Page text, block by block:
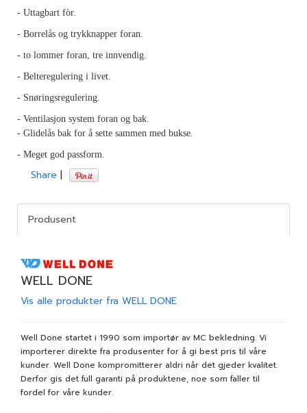
- Uttagbart fòr.
- Borrelås og trykknapper foran.
- to lommer foran, tre innvendig.
- Belteregulering i livet.
- Snøringsregulering.
- Ventilasjon system foran og bak.
- Glidelås bak for å sette sammen med bukse.
- Meget god passform.
Share |
Produsent
WELL DONE
Vis alle produkter fra WELL DONE
Well Done startet i 1990 som importør av MC bekledning. Vi
importerer direkte fra produsenter for å gi best pris til våre
kunder. Well Done kompromitterer aldri når det gjeder kvalitet.
Derfor gis det full garanti på produktene, noe som faller til
fordel for våre kunder.